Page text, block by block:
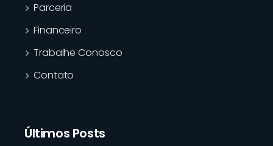
Parceria
Financeiro
Trabalhe Conosco
Contato
Últimos Posts